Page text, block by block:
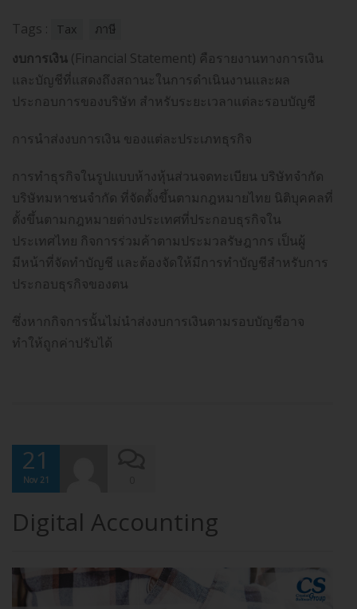
Tags : Tax ภาษี
งบการเงิน (Financial Statement) คือรายงานทางการเงิน
และบัญชีที่แสดงถึงสถานะในการดำเนินงานและผล
ประกอบการของบริษัท สำหรับระยะเวลาแต่ละรอบบัญชี
การนำส่งงบการเงิน ของแต่ละประเภทธุรกิจ
การทำธุรกิจในรูปแบบห้างหุ้นส่วนจดทะเบียน บริษัทจำกัด
บริษัทมหาชนจำกัด ที่จัดตั้งขึ้นตามกฎหมายไทย นิติบุคคลที่
ตั้งขึ้นตามกฎหมายต่างประเทศที่ประกอบธุรกิจใน
ประเทศไทย กิจการร่วมค้าตามประมวลรัษฎากร เป็นผู้
มีหน้าที่จัดทำบัญชี และต้องจัดให้มีการทำบัญชีสำหรับการ
ประกอบธุรกิจของตน
ซึ่งหากกิจการนั้นไม่นำส่งงบการเงินตามรอบบัญชีอาจ
ทำให้ถูกค่าปรับได้
21
Nov 21
Digital Accounting